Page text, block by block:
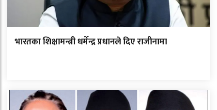
भारतका शिक्षामन्त्री धर्मेन्द्र प्रधानले दिए राजीनामा